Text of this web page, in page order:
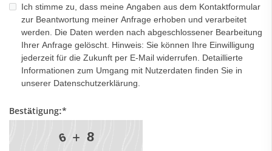
Ich stimme zu, dass meine Angaben aus dem Kontaktformular
zur Beantwortung meiner Anfrage erhoben und verarbeitet
werden. Die Daten werden nach abgeschlossener Bearbeitung
Ihrer Anfrage gelöscht. Hinweis: Sie können Ihre Einwilligung
jederzeit für die Zukunft per E-Mail widerrufen. Detaillierte
Informationen zum Umgang mit Nutzerdaten finden Sie in
unserer Datenschutzerklärung.
Bestätigung:*
6 8